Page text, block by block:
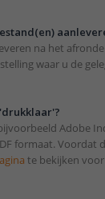
na het
waar u de
Adobe
formaat. Voordat
te bekijken